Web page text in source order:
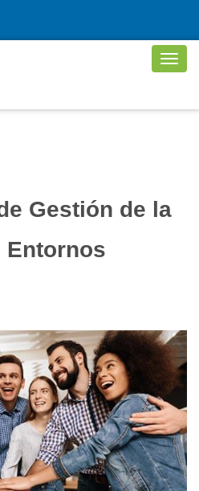
Gestión de la
Entornos